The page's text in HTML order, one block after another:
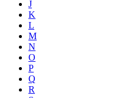
J
K
L
M
N
O
P
Q
R